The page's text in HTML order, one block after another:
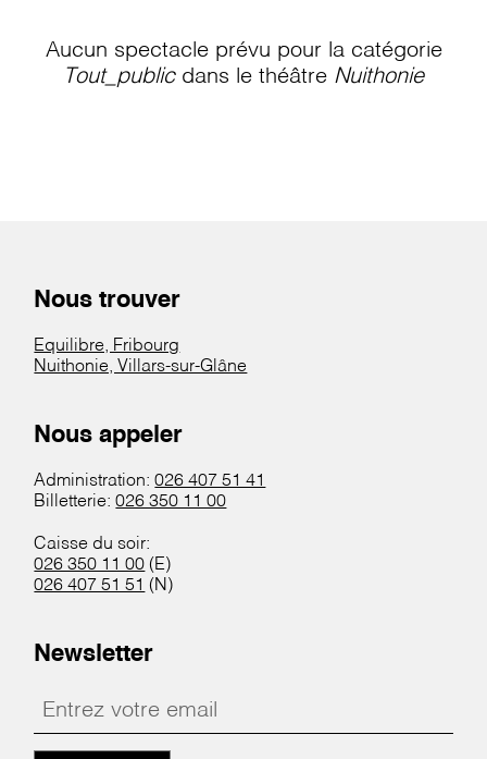
Aucun spectacle prévu pour la catégorie
Tout_publicdans le théâtre Nuithonie
Nous trouver
Equilibre, Fribourg
Nuithonie, Villars-sur-Glâne
Nous appeler
Administration:026 407 51 41
Billetterie:026 350 11 00
Caisse du soir:
026 350 11 00 (E)
026 407 51 51 (N)
Newsletter